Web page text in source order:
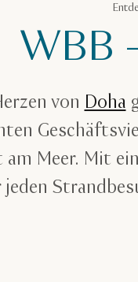
WBB
von Doha
am Meer. Mit